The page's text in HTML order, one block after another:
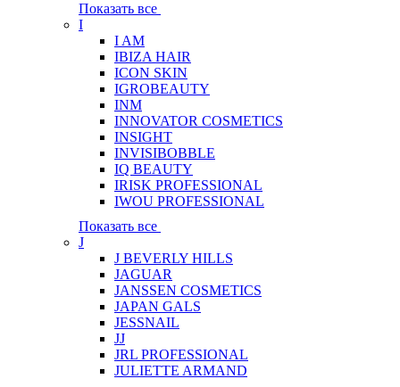
Показать все
I
I AM
IBIZA HAIR
ICON SKIN
IGROBEAUTY
INM
INNOVATOR COSMETICS
INSIGHT
INVISIBOBBLE
IQ BEAUTY
IRISK PROFESSIONAL
IWOU PROFESSIONAL
Показать все
J
J BEVERLY HILLS
JAGUAR
JANSSEN COSMETICS
JAPAN GALS
JESSNAIL
JJ
JRL PROFESSIONAL
JULIETTE ARMAND